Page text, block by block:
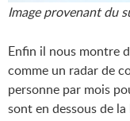
Image provenant du
Enfin il nous montre
comme un radar de
personne par mois
sont en dessous de